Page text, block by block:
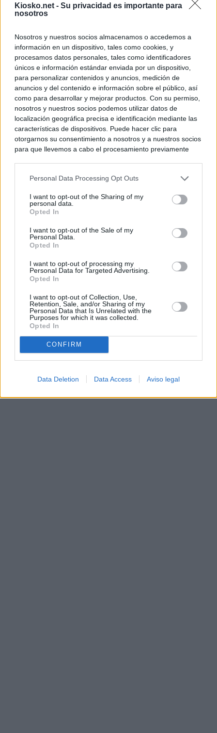
Kiosko.net - Su privacidad es importante para
nosotros
Nosotros y nuestros socios almacenamos o accedemos a
información en un dispositivo, tales como cookies, y
procesamos datos personales, tales como identificadores
únicos e información estándar enviada por un dispositivo,
para personalizar contenidos y anuncios, medición de
anuncios y del contenido e información sobre el público, así
como para desarrollar y mejorar productos. Con su permiso,
nosotros y nuestros socios podemos utilizar datos de
localización geográfica precisa e identificación mediante las
características de dispositivos. Puede hacer clic para
otorgarnos su consentimiento a nosotros y a nuestros socios
para que llevemos a cabo el procesamiento previamente
negar su consentimiento. Tenga en cuenta que algún
de su consentimiento, pero usted tiene el derecho de
rechazar tal procesamiento. Sus preferencias se aplicarán
cualquier momento entrando de nuevo en este sitio web o
visitando nuestra política de privacidad.
Personal Data Processing Opt Outs
I want to opt-out of the Sharing of my
personal data.
Opted In
I want to opt-out of the Sale of my
Personal Data.
Opted In
I want to opt-out of processing my
Personal Data for Targeted Advertising.
Opted In
I want to opt-out of Collection, Use,
Retention, Sale, and/or Sharing of my
Personal Data that Is Unrelated with the
Purposes for which it was collected.
Opted In
CONFIRM
Data Deletion Data Access Aviso legal